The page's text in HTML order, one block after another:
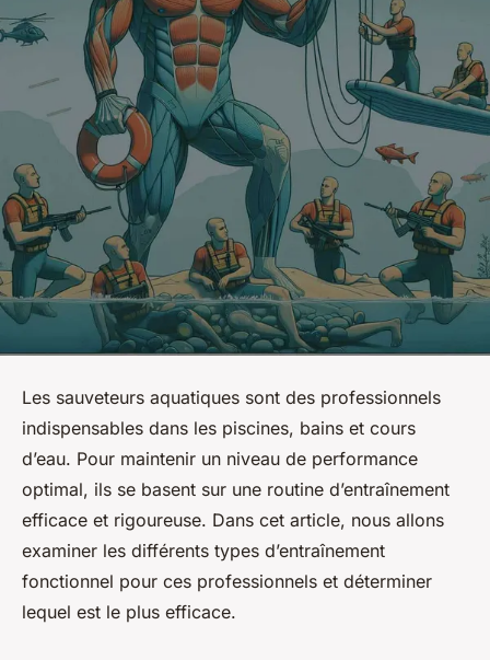
Les sauveteurs aquatiques sont des professionnels
indispensables dans les piscines, bains et cours
d’eau. Pour maintenir un niveau de performance
optimal, ils se basent sur une routine d’entraînement
efficace et rigoureuse. Dans cet article, nous allons
examiner les différents types d’entraînement
fonctionnel pour ces professionnels et déterminer
lequel est le plus efficace.